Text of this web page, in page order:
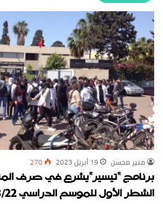
منير محسن 19 أبريل 2023 270
برنامج “تيسير”يشرع في صرف
الشطر الأول للموسم الدراسي 23/22 للمستفيدين منه